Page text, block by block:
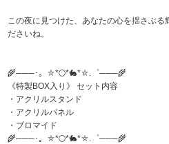
アイドリッシュセブン
この夜に見つけた、あなたの心を揺さぶる
ださいね。
🌾───･。⛤*🌕*🐇*⛤.゜───🌾
《特製BOX入り》 セット内容
・アクリルスタンド
・アクリルパネル
・ブロマイド
🌾───･。⛤*🌕*🐇*⛤.゜───🌾